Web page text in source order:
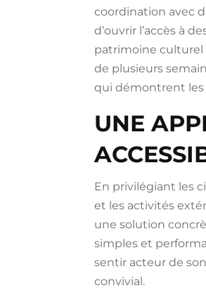
coordination avec
d’ouvrir l’accès à
patrimoine culturel
de plusieurs
qui démontrent les
UNE
En privilégiant les
et les activités
une solution
simples et
sentir acteur de
convivial.